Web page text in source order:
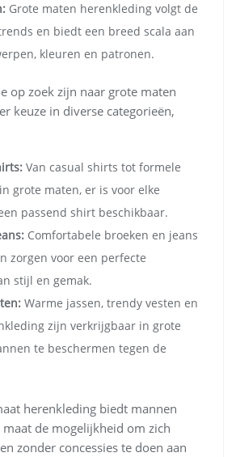
Grote maten herenkleding volgt de
en biedt een breed scala aan
kleuren en patronen.
op zoek zijn naar grote maten
keuze in diverse categorieën,
Van casual shirts tot formele
grote maten, er is voor elke
passend shirt beschikbaar.
Comfortabele broeken en jeans
zorgen voor een perfecte
stijl en gemak.
Warme jassen, trendy vesten en
zijn verkrijgbaar in grote
te beschermen tegen de
herenkleding biedt mannen
de mogelijkheid om zich
zonder concessies te doen aan